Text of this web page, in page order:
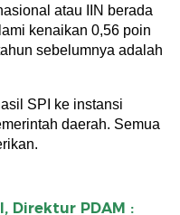
atau IIN berada
kenaikan 0,56 poin
sebelumnya adalah
SPI ke instansi
daerah. Semua
Direktur PDAM :